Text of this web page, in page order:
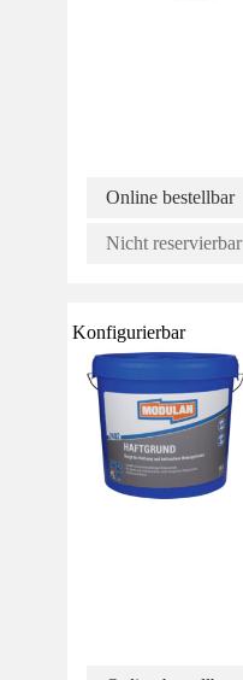
Online bestellbar
Nicht reservierbar
Konfigurierbar